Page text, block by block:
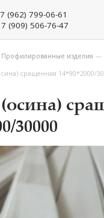
(962) 799-06-61
(909) 506-76-47
Профилированные изделия —
сращенная 14*90*2000/
30000